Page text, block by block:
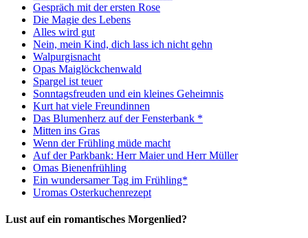
Gespräch mit der ersten Rose
Die Magie des Lebens
Alles wird gut
Nein, mein Kind, dich lass ich nicht gehn
Walpurgisnacht
Opas Maiglöckchenwald
Spargel ist teuer
Sonntagsfreuden und ein kleines Geheimnis
Kurt hat viele Freundinnen
Das Blumenherz auf der Fensterbank *
Mitten ins Gras
Wenn der Frühling müde macht
Auf der Parkbank: Herr Maier und Herr Müller
Omas Bienenfrühling
Ein wundersamer Tag im Frühling*
Uromas Osterkuchenrezept
Lust auf ein romantisches Morgenlied?